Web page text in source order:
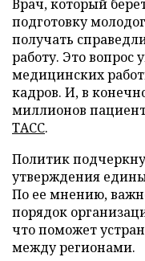
Врач, который
подготовку
получать
работу. Это вопрос
медицинских
кадров. И, в
миллионов
ТАСС.
Политик
утверждения
По ее мнению,
порядок
что поможет
между регионами.